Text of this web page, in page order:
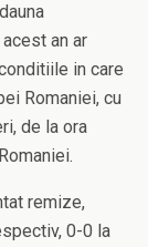
an ar
in care
Romaniei, cu
de la ora
remize,
0-0 la